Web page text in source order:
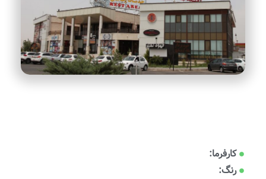
کارفرما:
رنگ: